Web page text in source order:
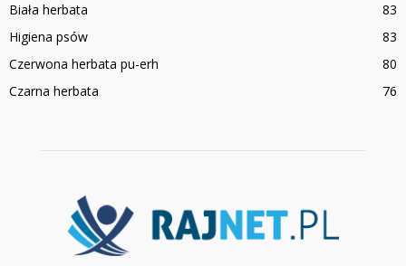
Biała herbata
83
Higiena psów
83
Czerwona herbata pu-erh
80
Czarna herbata
76